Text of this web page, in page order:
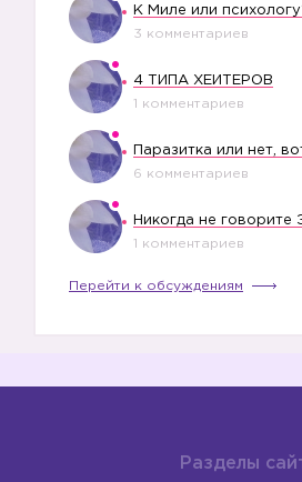
К Миле или
3 комментариев
4 ТИПА ХЕЙТЕРОВ
1 комментариев
6 комментариев
1 комментариев
Перейти к обсуждениям
Разделы